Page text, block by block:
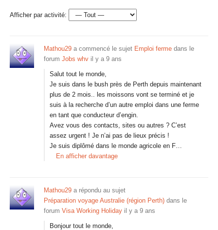
Afficher par activité:
Mathou29 a commencé le sujet Emploi ferme dans le
forum Jobs whv il y a 9 ans
Salut tout le monde,
Je suis dans le bush près de Perth depuis maintenant
plus de 2 mois.. les moissons vont se terminé et je
suis à la recherche d’un autre emploi dans une ferme
en tant que conducteur d’engin.
Avez vous des contacts, sites ou autres ? C’est
assez urgent ! Je n’ai pas de lieux précis !
Je suis diplômé dans le monde agricole en F…
En afficher davantage
Mathou29 a répondu au sujet
Préparation voyage Australie (région Perth) dans le
forum Visa Working Holiday il y a 9 ans
Bonjour tout le monde,